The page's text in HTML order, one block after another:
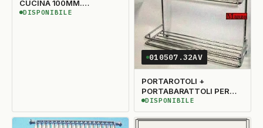
CUCINA 100MM.
CROMATA
DISPONIBILE
DISPONIBILE
010507.32AV
PORTAROTOLI +
PORTABARATTOLI PER
ASTA ATTREZZATA
DISPONIBILE
DISPONIBILE